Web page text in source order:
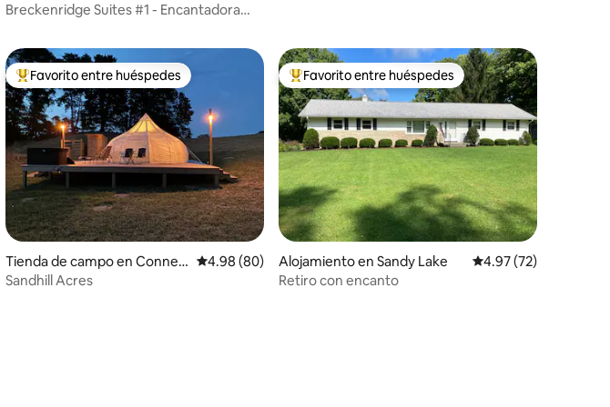
Breckenridge Suites #1 - Encantadora
Favorito entre huéspedes preferido
Favorito entre huéspedes
Tienda de campo en Connea
ut Lake
Calificación promedio: 4.98 de 5, 80 reseñas
4.98 (80)
Sandhill Acres
Favorito entre huéspedes preferido
Favorito entre huéspedes
Alojamiento en Sandy Lake Calificación
4.97 (72)
Retiro con encanto